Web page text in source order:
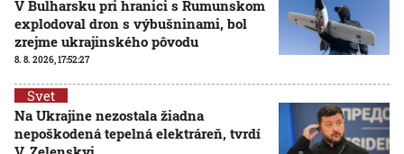
V Bulharsku pri hranici s Rumunskom
explodoval dron s výbušninami, bol
zrejme ukrajinského pôvodu
8. 8. 2026, 17:52:27
Svet
Na Ukrajine nezostala žiadna
nepoškodená tepelná elektráreň, tvrdí